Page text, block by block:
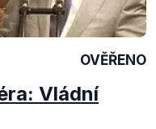
OVĚŘENO
Vládní